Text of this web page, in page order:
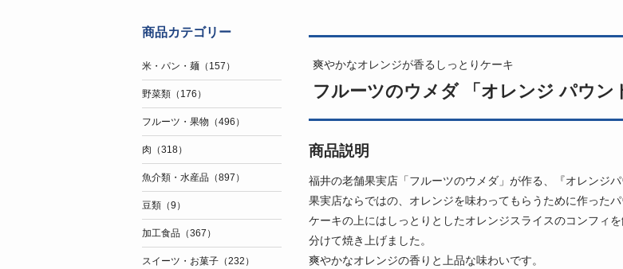
爽やかなオレンジが香るしっとりケーキ
フルーツのウメダ 「オレンジ パウ
商品説明
福井の老舗果実店「フルーツのウメダ」が作る、『オレンジパ
果実店ならではの、オレンジを味わってもらうために作ったパ
ケーキの上にはしっとりとしたオレンジスライスのコンフィ
分けて焼き上げました。
爽やかなオレンジの香りと上品な味わいです。
商品カテゴリー
米・パン・麺（157）
野菜類（176）
フルーツ・果物（496）
肉（318）
魚介類・水産品（897）
豆類（9）
加工食品（367）
スイーツ・お菓子（232）